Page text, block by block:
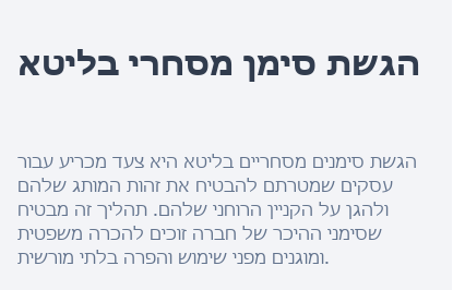
הגשת סימן מסחרי בליטא
הגשת סימנים מסחריים בליטא היא צעד מכריע עבור
עסקים שמטרתם להבטיח את זהות המותג שלהם
ולהגן על הקניין הרוחני שלהם. תהליך זה מבטיח
שסימני ההיכר של חברה זוכים להכרה משפטית
ומוגנים מפני שימוש והפרה בלתי מורשית.